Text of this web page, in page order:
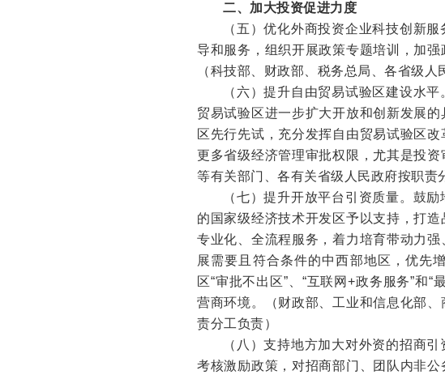
二、加大投资促进力度
（五）优化外商投资企业科技创新服
导和服务，组织开展政策专题培训，加
（科技部、财政部、税务总局、各省级人
（六）提升自由贸易试验区建设水平
贸易试验区进一步扩大开放和创新发展
区先行先试，充分发挥自由贸易试验区
更多省级经济管理审批权限，尤其是投资
等有关部门、各有关省级人民政府按职责
（七）提升开放平台引资质量。 鼓励
的国家级经济技术开发区予以支持，打
专业化、全流程服务，着力培育带动力
展需要且符合条件的中西部地区，优先
区“审批不出区”、“互联网+政务服务”和
营商环境。
（财政部、工业和信息化部
责分工负责）
（八）支持地方加大对外资的招商引
考核激励政策，对招商部门、团队内非